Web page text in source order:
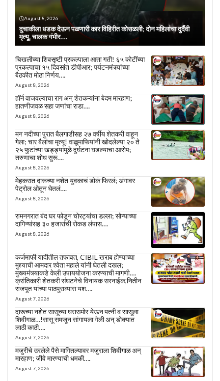
August 8, 2026
दुचाकीला धडक देऊन पळणारी कार विहिरीत कोसळली; दोन महिलांचा दुर्दैवी
मृत्यू, चालक गंभीर….
चिखलीच्या शिवसृष्टी प्रकल्पाला आता गती! ६५ कोटींच्या
प्रकल्पाचा १५ दिवसांत डीपीआर; पर्यटनमंत्र्यांच्या
बैठकीत मोठा निर्णय….
August 8, 2026
हॉर्न वाजवल्याचा राग अन् शेतकऱ्यांना बेदम मारहाण;
हातणीजवळ सहा जणांचा राडा….
August 8, 2026
मन नदीच्या पुरात बैलगाडीसह २७ वर्षीय शेतकरी वाहून
गेला; चार बैलांचा मृत्यू! वाळूमाफियांनी खोदलेल्या २० ते
२५ फुटांच्या खड्ड्यांमुळे दुर्घटना घडल्याचा आरोप;
तरुणाचा शोध सुरू….
August 8, 2026
मेहकरात दारूच्या नशेत युवकाचं डोकं फिरलं; अंगावर
पेट्रोल ओतून घेतलं….
August 8, 2026
रामनगरात बंद घर फोडून चोरट्यांचा डल्ला; सोन्याच्या
दागिन्यांसह ३० हजारांची रोकड लंपास….
August 8, 2026
कर्जमाफी यादीतील तफावत, CIBIL खराब होण्याच्या
मुद्द्याची आमदार श्वेता महाले यांनी घेतली दखल;
मुख्यमंत्र्याकडे केली उपाययोजना करण्याची मागणी….
क्रांतिकारी शेतकरी संघटनेचे विनायक सरनाईक,नितीन
राजपूत यांच्या पाठपुराव्यास यश….
August 7, 2026
दारूच्या नशेत सासूच्या घरासमोर येऊन पत्नी व सासूला
शिवीगाळ…!सासू समजून सांगायला गेली अन् डोक्यात
लाठी काठी….
August 7, 2026
मजुरीचे उरलेले पैसे मागितल्यावर मजुराला शिवीगाळ अन्
मारहाण; जीवे मारण्याची धमकी….
August 7, 2026